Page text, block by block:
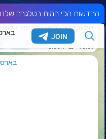
החדשות הכי חמות בטלגרם שלנו